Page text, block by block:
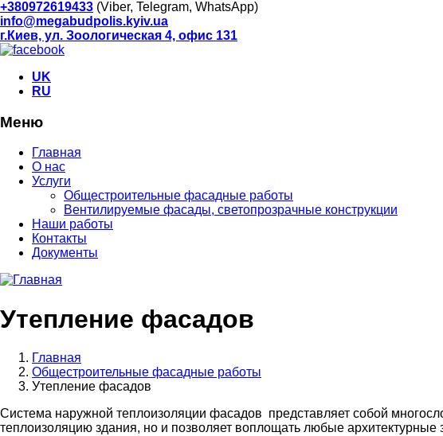
+380972619433 (Viber, Telegram, WhatsApp)
info@megabudpolis.kyiv.ua
г.Киев, ул. Зоологическая 4, офис 131
UK
RU
Меню
Главная
О нас
Услуги
Общестроительные фасадные работы
Вентилируемые фасады, светопрозрачные конструкции
Наши работы
Контакты
Документы
Утепление фасадов
Главная
Общестроительные фасадные работы
Утепление фасадов
Система наружной теплоизоляции фасадов представляет собой
теплоизоляцию здания, но и позволяет воплощать любые архитектурные